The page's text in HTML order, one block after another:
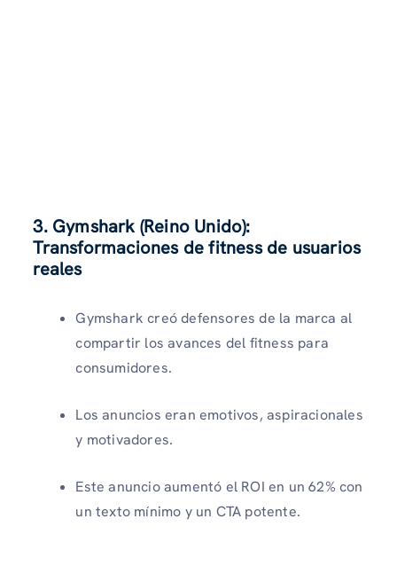
3. Gymshark (Reino Unido):
Transformaciones de fitness de usuarios
reales
Gymshark creó defensores de la marca al
compartir los avances del fitness para
consumidores.
Los anuncios eran emotivos, aspiracionales
y motivadores.
Este anuncio aumentó el ROI en un 62% con
un texto mínimo y un CTA potente.